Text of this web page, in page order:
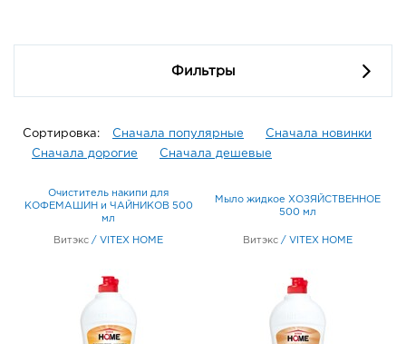
Фильтры
Сортировка: Сначала популярные
Сначала новинки
Сначала дорогие
Сначала дешевые
Очиститель накипи для
КОФЕМАШИН и ЧАЙНИКОВ 500
мл
Витэкс / VITEX HOME
Мыло жидкое ХОЗЯЙСТВЕННОЕ
500 мл
Витэкс / VITEX HOME